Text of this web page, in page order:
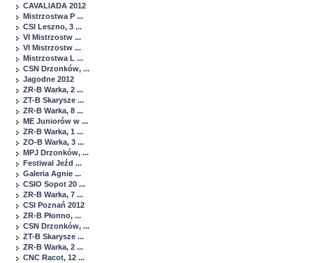
CAVALIADA 2012
Mistrzostwa P ...
CSI Leszno, 3 ...
VI Mistrzostw ...
VI Mistrzostw ...
Mistrzostwa L ...
CSN Drzonków, ...
Jagodne 2012
ZR-B Warka, 2 ...
ZT-B Skarysze ...
ZR-B Warka, 8 ...
ME Juniorów w ...
ZR-B Warka, 1 ...
ZO-B Warka, 3 ...
MPJ Drzonków, ...
Festiwal Jeźd ...
Galeria Agnie ...
CSIO Sopot 20 ...
ZR-B Warka, 7 ...
CSI Poznań 2012
ZR-B Płonno, ...
CSN Drzonków, ...
ZT-B Skarysze ...
ZR-B Warka, 2 ...
CNC Racot, 12 ...